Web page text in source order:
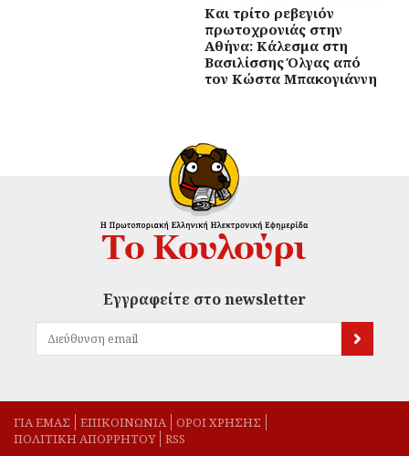
Και τρίτο ρεβεγιόν
πρωτοχρονιάς στην
Αθήνα: Κάλεσμα στη
Βασιλίσσης Όλγας από
τον Κώστα Μπακογιάννη
Εγγραφείτε στο newsletter
ΓΙΑ ΕΜΑΣ EΠΙΚΟΙΝΩΝΙΑ
ΟΡΟΙ ΧΡΗΣΗΣ
ΠΟΛΙΤΙΚΗ ΑΠΟΡΡΗΤΟΥ
RSS